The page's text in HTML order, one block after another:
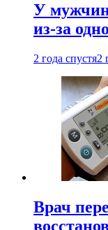
У
из-за
2 года спустя2
Врач